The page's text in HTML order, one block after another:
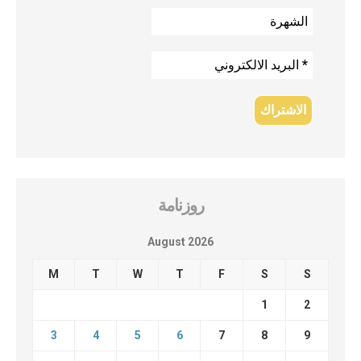
روزنامة
August 2026
M T W T F S S
1 2
3 4 5 6 7 8 9